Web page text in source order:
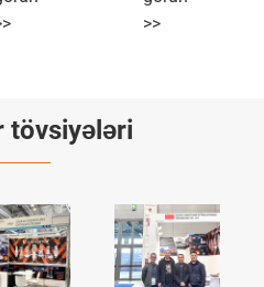
>>
tövsiyələri